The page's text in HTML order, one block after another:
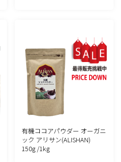
有機ココアパウダー オーガニ
ック アリサン(ALISHAN)
150g /1kg